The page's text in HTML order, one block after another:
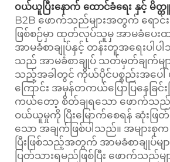
ဝယ်ယူပြီးနောက် ထောင်ခံရေး နှင့် မိတ္တူ
B2B ဖောက်သည်များအတွက် ရောင်းခ
ဖြစ်စဉ်မှာ ထုတ်လုပ်သူမှ အာမခံပေး
အာမခံစာချုပ်နှင့် တန်းတူအရေးပါ
သည် အာမခံစာချုပ် သတ်မှတ်ချက်မျ
သည့်အခါတွင် ကိုယ်ပိုင်ပစ္စည်းအပေ
ကြောင်း အမှန်တကယ်ပြောပြနေခြင်
ကယ်တော့ စိတ်ချရသော ဖောက်သည်
ဝယ်ယူမှုကို ပြီးမြောက်စေရန် ဆုံးဖြတ်
သော အချက်ဖြစ်ပါသည်။ အမျာ
ပြီးဖြစ်သည့်အတွက် အာမခံစာချုပ်မျ
ပြတ်သားရမည်ဖြစ်ပြီး ဖောက်သည်